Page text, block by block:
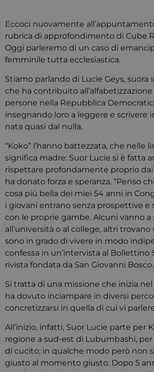
Eccoci nuovamente
rubrica di approfondimento di Cube
Oggi parleremo di un caso di
femminile tutta ecclesiastica.
Stiamo parlando di Lucie Geys, suora
che ha contribuito
persone nella Repubblica
insegnando loro a leggere e scrivere
nata quasi dal nulla.
“Koko” l’hanno battezzata, che nelle
significa madre: Suor Lucie si è fatta
rispettare profondamente proprio dai
ha donato forza e speranza. “Penso
cosa più bella dei miei 54 anni in
i giovani entrano senza prospettive e
con le proprie gambe. Alcuni vanno a
all’università o al college, altri trovano
sono in grado di vivere in modo
confessa in un’intervista al Bollettino
rivista fondata da San Giovanni Bosco.
Si tratta di una missione che inizia nel
ha dovuto inciampare in diversi
concretizzarsi in quella di cui vi
All’inizio, infatti, Suor Lucie parte per
regione a sud-est di Lubumbashi,
di cucito; in qualche modo però non
giusto al momento giusto. Dopo 5